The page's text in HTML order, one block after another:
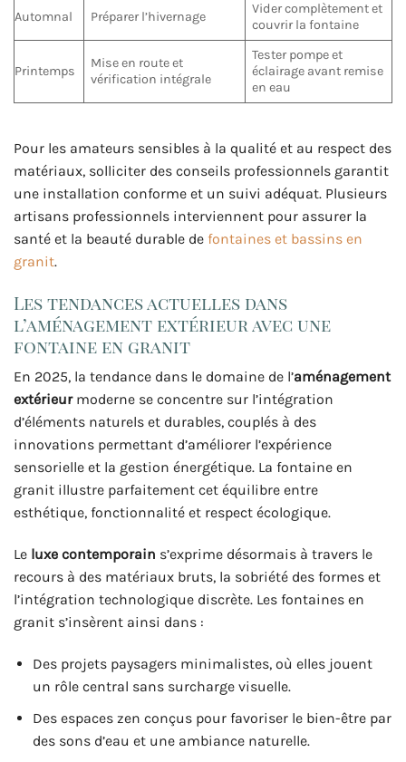
Automnal Préparer l’hivernage
Vider complètement et
couvrir la fontaine
Printemps
Mise en route et
vérification intégrale
Tester pompe et
éclairage avant remise
en eau
Pour les amateurs sensibles à la qualité et au respect des
matériaux, solliciter des conseils professionnels garantit
une installation conforme et un suivi adéquat. Plusieurs
artisans professionnels interviennent pour assurer la
santé et la beauté durable de fontaines et bassins en
granit.
Les tendances actuelles dans
l’aménagement extérieur avec une
fontaine en granit
En 2025, la tendance dans le domaine de l’aménagement
extérieurmoderne se concentre sur l’intégration
d’éléments naturels et durables, couplés à des
innovations permettant d’améliorer l’expérience
sensorielle et la gestion énergétique. La fontaine en
granit illustre parfaitement cet équilibre entre
esthétique, fonctionnalité et respect écologique.
Le luxe contemporain s’exprime désormais à travers le
recours à des matériaux bruts, la sobriété des formes et
l’intégration technologique discrète. Les fontaines en
granit s’insèrent ainsi dans :
Des projets paysagers minimalistes, où elles jouent
un rôle central sans surcharge visuelle.
Des espaces zen conçus pour favoriser le bien-être par
des sons d’eau et une ambiance naturelle.